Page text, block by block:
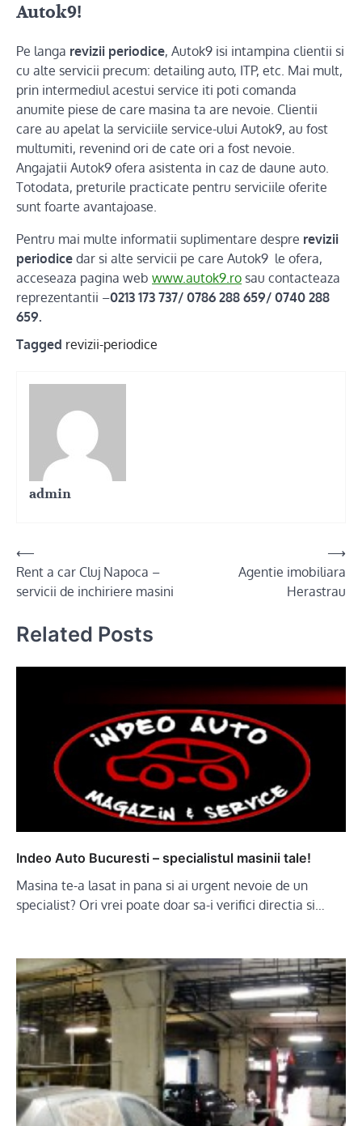
Autok9!
Pe langa revizii periodice, Autok9 isi intampina clientii si
cu alte servicii precum: detailing auto, ITP, etc. Mai mult,
prin intermediul acestui service iti poti comanda
anumite piese de care masina ta are nevoie. Clientii
care au apelat la serviciile service-ului Autok9, au fost
multumiti, revenind ori de cate ori a fost nevoie.
Angajatii Autok9 ofera asistenta in caz de daune auto.
Totodata, preturile practicate pentru serviciile oferite
sunt foarte avantajoase.
Pentru mai multe informatii suplimentare despre revizii
periodice dar si alte servicii pe care Autok9 le ofera,
acceseaza pagina web www.autok9.ro sau contacteaza
reprezentantii –0213 173 737/ 0786 288 659/ 0740 288
659.
Tagged revizii-periodice
admin
Post
navigation
⟵
Rent a car Cluj Napoca –
servicii de inchiriere masini
Agentie imobiliara
Herastrau
⟶
Related Posts
Indeo Auto Bucuresti – specialistul masinii tale!
Masina te-a lasat in pana si ai urgent nevoie de un
specialist? Ori vrei poate doar sa-i verifici directia si…